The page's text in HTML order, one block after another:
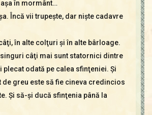
în mormânt…
Încă vii trupeşte, dar nişte cadavre
în alte colţuri şi în alte bârloage.
câţi mai sunt statornici dintre
plecat odată pe calea sfinţeniei. Şi
de greu este să fie cineva credincios
Şi să-şi ducă sfinţenia până la